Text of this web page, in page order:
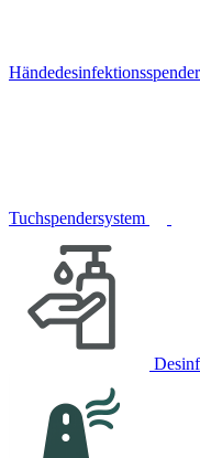
Händedesinfektionsspender
Tuchspendersystem